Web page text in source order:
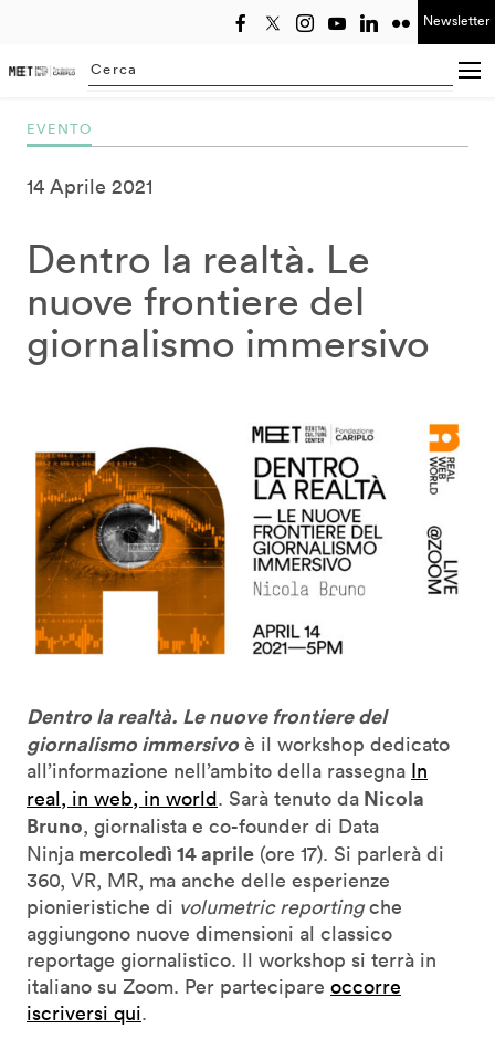
Newsletter
Searching...
EVENTO
14 Aprile 2021
Dentro la realtà. Le
nuove frontiere del
giornalismo immersivo
Dentro la realtà. Le nuove frontiere del
giornalismo immersivoè il workshop dedicato
all’informazione nell’ambito della rassegna In
real, in web, in world. Sarà tenuto da Nicola
Bruno, giornalista e co-founder di Data
Ninja mercoledì 14 aprile (ore 17). Si parlerà di
360, VR, MR, ma anche delle esperienze
pionieristiche di volumetric reportingche
aggiungono nuove dimensioni al classico
reportage giornalistico. Il workshop si terrà in
italiano su Zoom. Per partecipare occorre
iscriversi qui.